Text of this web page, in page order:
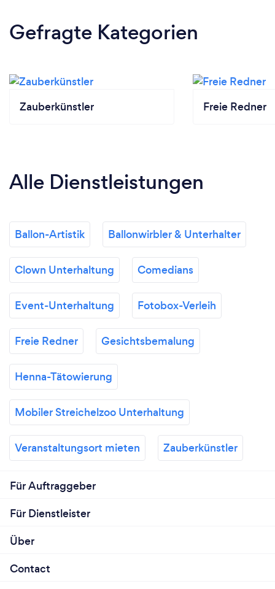
Gefragte Kategorien
Zauberkünstler Freie Redner
Alle Dienstleistungen
Ballon-Artistik Ballonwirbler & Unterhalter
Clown Unterhaltung Comedians
Event-Unterhaltung Fotobox-Verleih
Freie Redner Gesichtsbemalung
Henna-Tätowierung
Mobiler Streichelzoo Unterhaltung
Veranstaltungsort mieten Zauberkünstler
Für Auftraggeber
Für Dienstleister
Über
Contact